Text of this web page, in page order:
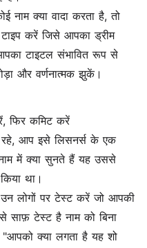
क्या वादा करता है, तो
करें जिसे आपका ड्रीम
टाइटल संभावित रूप से
और वर्णनात्मक झुकें।
फिर कमिट करें
आप इसे लिसनर्स के एक
में क्या सुनते हैं यह उससे
था।
लोगों पर टेस्ट करें जो आपकी
टेस्ट है नाम को बिना
क्या लगता है यह शो